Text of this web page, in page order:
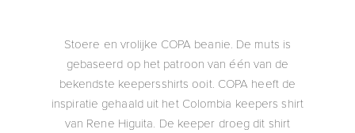
Stoere en vrolijke COPA beanie. De muts is
gebaseerd op het patroon van één van de
bekendste keepersshirts ooit. COPA heeft de
inspiratie gehaald uit het Colombia keepers shirt
van Rene Higuita. De keeper droeg dit shirt